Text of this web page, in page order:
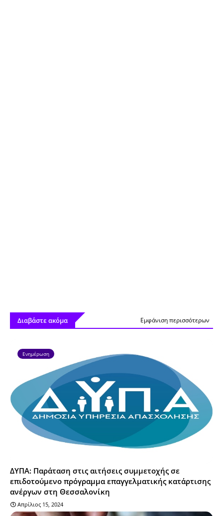
Διαβάστε ακόμα Εμφάνιση περισσότερων
Ενημέρωση
ΔΥΠΑ: Παράταση στις αιτήσεις συμμετοχής σε
επιδοτούμενο πρόγραμμα επαγγελματικής κατάρτισης
ανέργων στη Θεσσαλονίκη
Απρίλιος 15, 2024